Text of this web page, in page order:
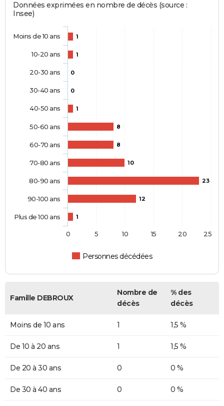
Données exprimées en nombre de décès (source :
Insee)
1
1
0
0
1
8
8
10
23
12
1
Personnes décédées
Moins de 10 ans
10-20 ans
20-30 ans
30-40 ans
40-50 ans
50-60 ans
60-70 ans
70-80 ans
80-90 ans
90-100 ans
Plus de 100 ans
0 5 10 15 20 25
Famille DEBROUX
Nombre de
décès
% des
décès
Moins de 10 ans 1 1,5 %
De 10 à 20 ans 1 1,5 %
De 20 à 30 ans 0 0 %
De 30 à 40 ans 0 0 %